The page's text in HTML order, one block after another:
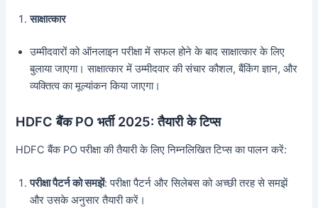
साक्षात्कार
उम्मीदवारों को ऑनलाइन परीक्षा में सफल होने के बाद साक्षात्कार के लिए
बुलाया जाएगा। साक्षात्कार में उम्मीदवार की संचार कौशल, बैंकिंग ज्ञान, और
व्यक्तित्व का मूल्यांकन किया जाएगा।
HDFC बैंक PO भर्ती 2025: तैयारी के टिप्स
HDFC बैंक PO परीक्षा की तैयारी के लिए निम्नलिखित टिप्स का पालन करें:
परीक्षा पैटर्न को समझें: परीक्षा पैटर्न और सिलेबस को अच्छी तरह से समझें
और उसके अनुसार तैयारी करें।